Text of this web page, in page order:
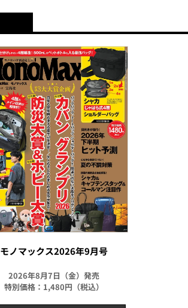
モノマックス2026年9月号
2026年8月7日（金）発売
特別価格：1,480円（税込）